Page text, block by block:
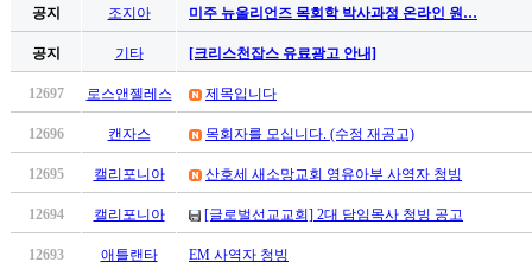
넷
minky
합
체
안
공지 조지아 미주 뉴올리언즈 목회학 박사과정 온라인 원…
공지 기타 [크리스천잡스 유료광고 안내]
12697 로스앤젤레스 제목입니다
12696 캔자스 목회자를 모십니다. (수정 재공고)
12695 캘리포니아 산호세 새소망교회 영유아부 사역자 청빙
12694 캘리포니아 [글로벌선교교회] 2대 담임목사 청빙 공고
12693 애틀랜타 EM 사역자 청빙